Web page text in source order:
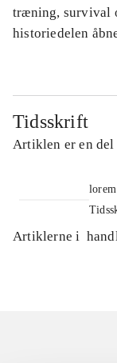
træning, survival
historiedelen
Tidsskrift
Artiklen er en del
Artiklerne i